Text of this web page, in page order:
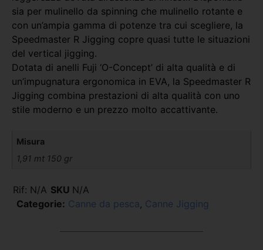
sia per mulinello da spinning che mulinello rotante e
con un’ampia gamma di potenze tra cui scegliere, la
Speedmaster R Jigging copre quasi tutte le situazioni
del vertical jigging.
Dotata di anelli Fuji ‘O-Concept’ di alta qualità e di
un’impugnatura ergonomica in EVA, la Speedmaster R
Jigging combina prestazioni di alta qualità con uno
stile moderno e un prezzo molto accattivante.
Misura
1,91 mt 150 gr
Rif: N/A SKU N/A
Categorie: Canne da pesca, Canne Jigging